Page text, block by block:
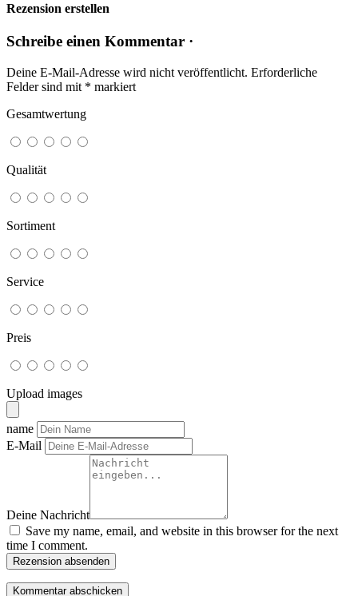
Rezension erstellen
Schreibe einen Kommentar ·
Deine E-Mail-Adresse wird nicht veröffentlicht. Erforderliche
Felder sind mit * markiert
Gesamtwertung
Qualität
Sortiment
Service
Preis
Upload images
name
E-Mail
Deine Nachricht
Save my name, email, and website in this browser for the next
time I comment.
Rezension absenden